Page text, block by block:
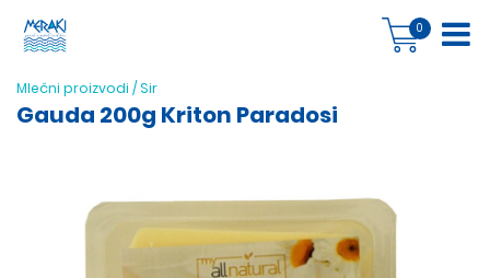
0
Mlečni proizvodi /Sir
Gauda 200g Kriton Paradosi